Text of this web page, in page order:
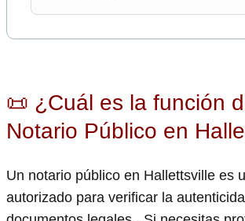
📜 ¿Cuál es la función
Notario Público en
Un notario público en Hallettsville es
autorizado para verificar la